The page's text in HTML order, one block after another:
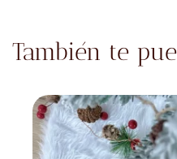
También te